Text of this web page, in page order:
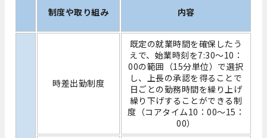
制度や取り組み 内容
時差出勤制度
既定の就業時間を確保したう
えで、始業時刻を7:30～10：
00の範囲（15分単位）で選択
し、上長の承認を得ることで
日ごとの勤務時間を繰り上げ
繰り下げすることができる制
度（コアタイム10：00～15：
00）